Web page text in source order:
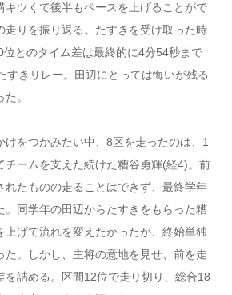
キツくて後半もペースを上げることがで
走りを振り返る。たすきを受け取った時
位とのタイム差は最終的に4分54秒まで
すきリレー。田辺にとっては悔いが残る
。
けをつかみたい中、8区を走ったのは、1
チームを支えた続けた糟谷勇輝(経4)。前
れたものの走ることはできず、最終学年
。同学年の田辺からたすきをもらった糟
上げて流れを変えたかったが、終始単独
た。しかし、主将の意地を見せ、前を走
を詰める。区間12位で走り切り、総合18